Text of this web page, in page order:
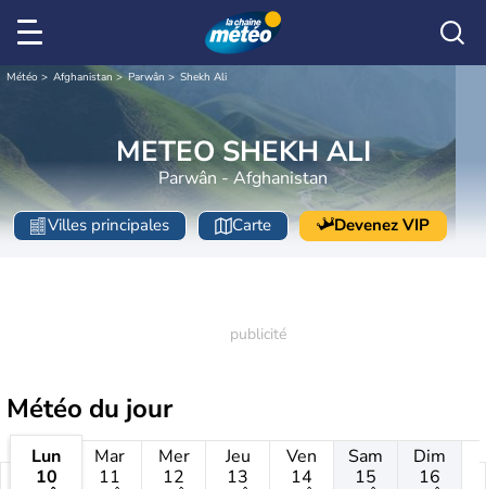
Météo Afghanistan Parwân Shekh Ali
METEO SHEKH ALI
Parwân - Afghanistan
Villes principales Carte Devenez VIP
Météo du jour
Lun
10
Mar
11
Mer
12
Jeu
13
Ven
14
Sam
15
Dim
16